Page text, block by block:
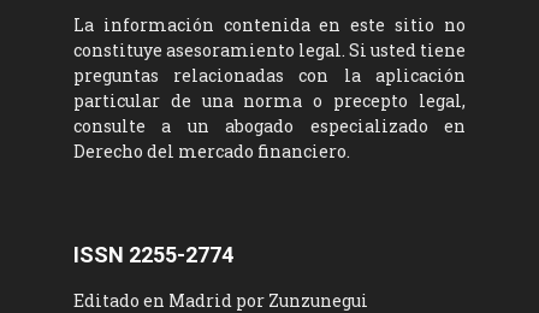
La información contenida en este sitio no
constituye asesoramiento legal. Si usted tiene
preguntas relacionadas con la aplicación
particular de una norma o precepto legal,
consulte a un abogado especializado en
Derecho del mercado financiero.
ISSN 2255-2774
Editado en Madrid por Zunzunegui